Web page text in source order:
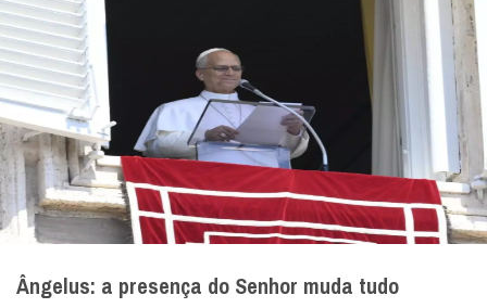
Ângelus: a presença do Senhor muda tudo